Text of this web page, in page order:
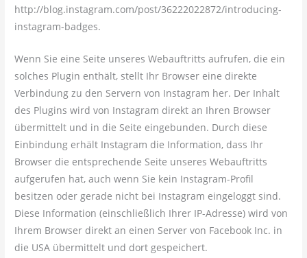
http://blog.instagram.com/post/36222022872/introducing-
instagram-badges.
Wenn Sie eine Seite unseres Webauftritts aufrufen, die ein
solches Plugin enthält, stellt Ihr Browser eine direkte
Verbindung zu den Servern von Instagram her. Der Inhalt
des Plugins wird von Instagram direkt an Ihren Browser
übermittelt und in die Seite eingebunden. Durch diese
Einbindung erhält Instagram die Information, dass Ihr
Browser die entsprechende Seite unseres Webauftritts
aufgerufen hat, auch wenn Sie kein Instagram-Profil
besitzen oder gerade nicht bei Instagram eingeloggt sind.
Diese Information (einschließlich Ihrer IP-Adresse) wird von
Ihrem Browser direkt an einen Server von Facebook Inc. in
die USA übermittelt und dort gespeichert.